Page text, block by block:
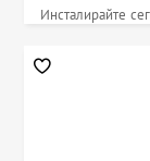
Инсталирайте